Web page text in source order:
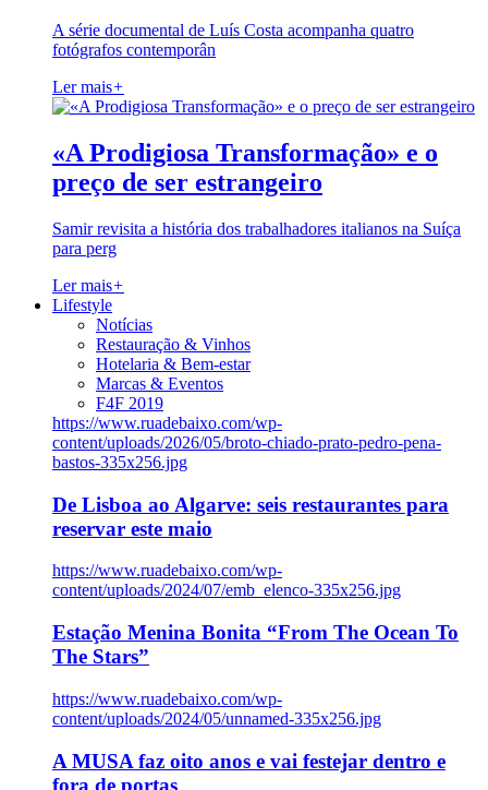
A série documental de Luís Costa acompanha quatro
fotógrafos contemporân
Ler mais+
«A Prodigiosa Transformação» e o
preço de ser estrangeiro
Samir revisita a história dos trabalhadores italianos na Suíça
para perg
Ler mais+
Lifestyle
Notícias
Restauração & Vinhos
Hotelaria & Bem-estar
Marcas & Eventos
F4F 2019
https://www.ruadebaixo.com/wp-
content/uploads/2026/05/broto-chiado-prato-pedro-pena-
bastos-335x256.jpg
De Lisboa ao Algarve: seis restaurantes para
reservar este maio
https://www.ruadebaixo.com/wp-
content/uploads/2024/07/emb_elenco-335x256.jpg
Estação Menina Bonita “From The Ocean To
The Stars”
https://www.ruadebaixo.com/wp-
content/uploads/2024/05/unnamed-335x256.jpg
A MUSA faz oito anos e vai festejar dentro e
fora de portas